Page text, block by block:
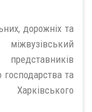
дорожніх та
господарства та